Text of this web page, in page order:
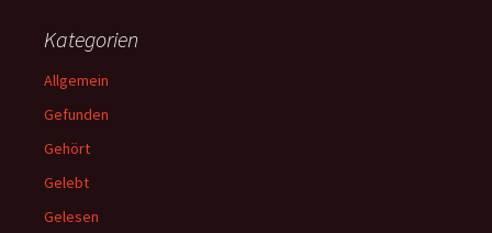
Kategorien
Allgemein
Gefunden
Gehört
Gelebt
Gelesen